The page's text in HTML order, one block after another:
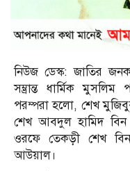
নিউজ ডেস্ক: জাতির
সম্ভ্রান্ত ধার্মিক
পরম্পরা হলো, শেখ
শেখ আবদুল হামিদ
ওরফে তেকড়ী শেখ
আউয়াল।